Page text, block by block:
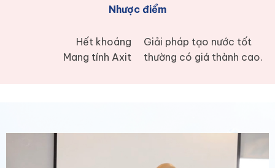
Hết khoáng
Mang tính Axit
Nhược điểm
Giải pháp tạo nước tốt
thường có giá thành cao.